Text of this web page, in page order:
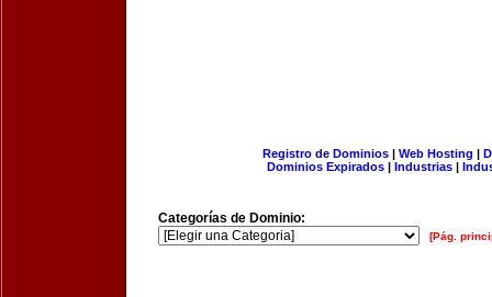
Registro de Dominios| Web Hosting |
Dominios Expirados | Industrias |
Categorías de Dominio:
[Pág.